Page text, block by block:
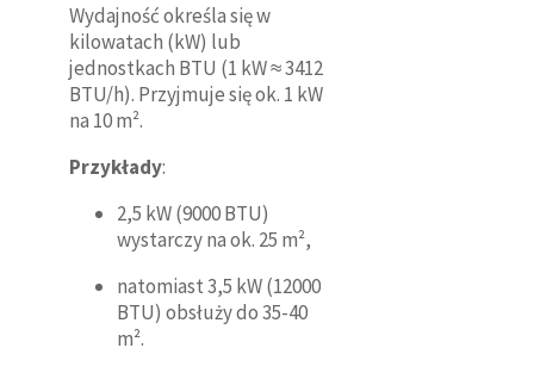
Wydajność określa się w
kilowatach (kW) lub
jednostkach BTU (1 kW ≈ 3412
BTU/h). Przyjmuje się ok. 1 kW
na 10 m².
Przykłady:
2,5 kW (9000 BTU)
wystarczy na ok. 25 m²,
natomiast 3,5 kW (12000
BTU) obsłuży do 35-40
m².